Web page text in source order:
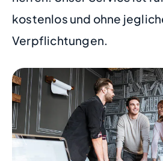
kostenlos und ohne
Verpflichtungen.